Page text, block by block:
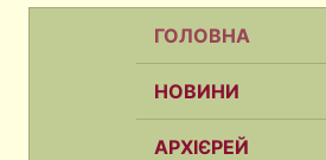
ГОЛОВНА
НОВИНИ
АРХІЄРЕЙ